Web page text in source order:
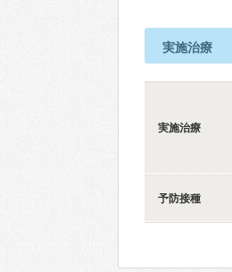
実施治療
実施治療
予防接種